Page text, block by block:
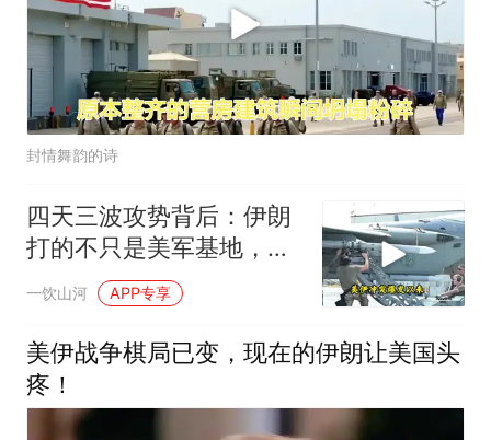
封情舞韵的诗
四天三波攻势背后：伊朗
打的不只是美军基地，还
有美国大选！
一饮山河 APP专享
美伊战争棋局已变，现在的伊朗让美国头
疼！